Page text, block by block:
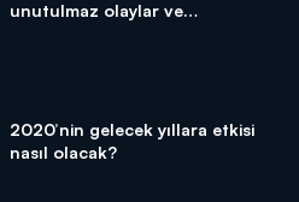
unutulmaz olaylar ve
2020’nin gelecek yıllara etkisi
nasıl olacak?